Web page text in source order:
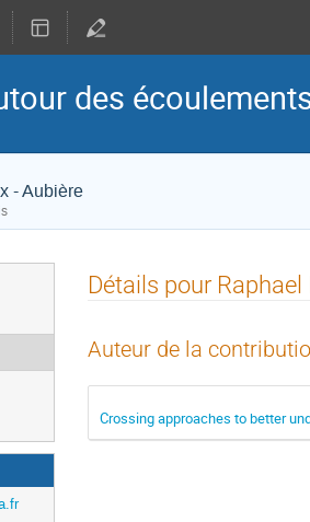
des
- Aubière
Détails pour
Auteur de la
Crossing approaches to better